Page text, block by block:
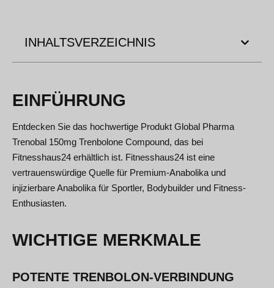
INHALTSVERZEICHNIS
EINFÜHRUNG
Entdecken Sie das hochwertige Produkt Global Pharma
Trenobal 150mg Trenbolone Compound, das bei
Fitnesshaus24 erhältlich ist. Fitnesshaus24 ist eine
vertrauenswürdige Quelle für Premium-Anabolika und
injizierbare Anabolika für Sportler, Bodybuilder und Fitness-
Enthusiasten.
WICHTIGE MERKMALE
POTENTE TRENBOLON-VERBINDUNG